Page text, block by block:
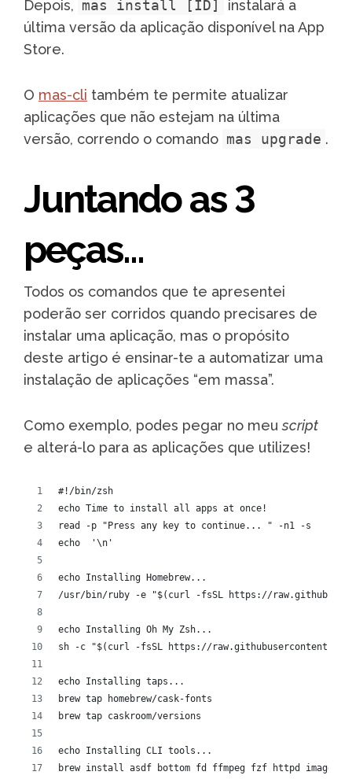
Depois, mas install [ID]
instalará a
última versão da aplicação disponível na App
Store.
O mas-cli também te permite atualizar
aplicações que não estejam na última
versão, correndo o comando mas upgrade .
Juntando as 3
peças…
Todos os comandos que te apresentei
poderão ser corridos quando precisares de
instalar uma aplicação, mas o propósito
deste artigo é ensinar-te a automatizar uma
instalação de aplicações “em massa”.
Como exemplo, podes pegar no meuscript
e alterá-lo para as aplicações que utilizes!
#!/bin/zsh
echo Time to install all apps at once!
read -p "Press any key to continue... " -n1 -s
echo  '\n'
echo Installing Homebrew...
/usr/bin/ruby -e "$(curl -fsSL https://
echo Installing Oh My Zsh...
sh -c "$(curl -fsSL https://
echo Installing taps...
brew tap homebrew/cask-fonts
brew tap caskroom/versions
echo Installing CLI tools...
brew install asdf bottom fd ffmpeg fzf httpd